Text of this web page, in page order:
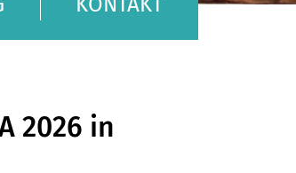
2026 in